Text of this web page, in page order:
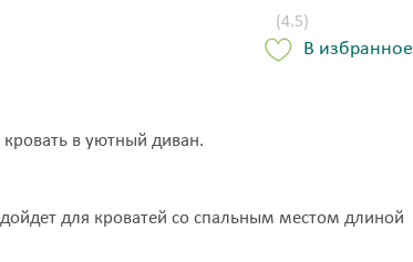
(4.5)
В избранное
в уютный диван.
для кроватей со спальным местом длиной